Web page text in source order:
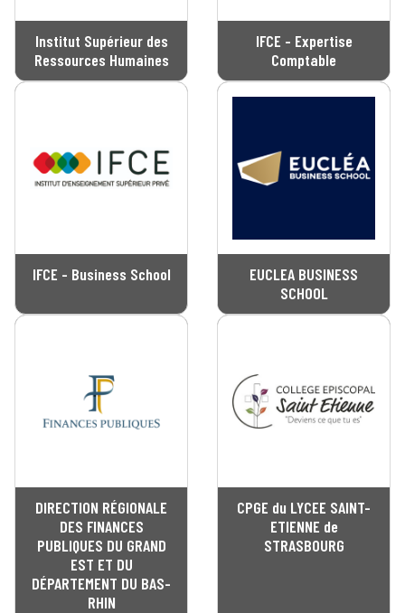
Institut Supérieur des
Ressources Humaines
IFCE - Expertise
Comptable
IFCE - Business School
EUCLEA BUSINESS
SCHOOL
DIRECTION RÉGIONALE
DES FINANCES
PUBLIQUES DU GRAND
EST ET DU
DÉPARTEMENT DU BAS-
RHIN
CPGE du LYCEE SAINT-
ETIENNE de
STRASBOURG